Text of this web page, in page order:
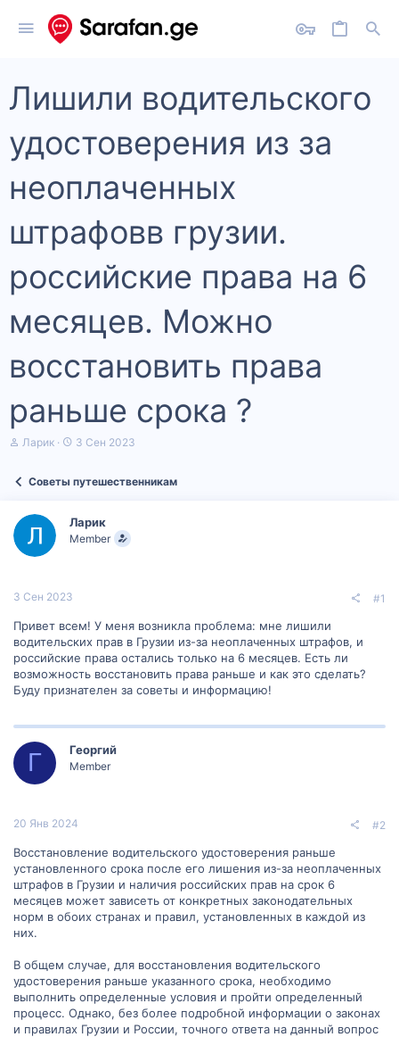
Лишили водительского
удостоверения из за
неоплаченных
штрафовв грузии.
российские права на 6
месяцев. Можно
восстановить права
раньше срока ?
А
т
м
ы
Ларик
Д
а
ч
а
3 Сен 2023
Советы путешественникам
Ларик
Member
3 Сен 2023 #1
Привет всем! У меня возникла проблема: мне лишили
водительских прав в Грузии из-за неоплаченных штрафов, и
российские права остались только на 6 месяцев. Есть ли
возможность восстановить права раньше и как это сделать?
Буду признателен за советы и информацию!
Г Георгий
Member
20 Янв 2024 #2
Восстановление водительского удостоверения раньше
установленного срока после его лишения из-за неоплаченных
штрафов в Грузии и наличия российских прав на срок 6
месяцев может зависеть от конкретных законодательных
норм в обоих странах и правил, установленных в каждой из
них.
В общем случае, для восстановления водительского
удостоверения раньше указанного срока, необходимо
выполнить определенные условия и пройти определенный
процесс. Однако, без более подробной информации о законах
и правилах Грузии и России, точного ответа на данный вопрос